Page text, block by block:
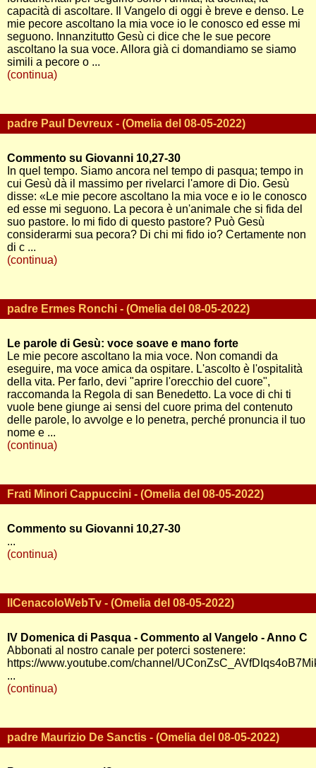
capacità di ascoltare. Il Vangelo di oggi è breve e denso. Le
mie pecore ascoltano la mia voce io le conosco ed esse mi
seguono. Innanzitutto Gesù ci dice che le sue pecore
ascoltano la sua voce. Allora già ci domandiamo se siamo
simili a pecore o ...
(continua)
padre Paul Devreux - (Omelia del 08-05-2022)
Commento su Giovanni 10,27-30
In quel tempo. Siamo ancora nel tempo di pasqua; tempo in
cui Gesù dà il massimo per rivelarci l'amore di Dio. Gesù
disse: «Le mie pecore ascoltano la mia voce e io le conosco
ed esse mi seguono. La pecora è un'animale che si fida del
suo pastore. Io mi fido di questo pastore? Può Gesù
considerarmi sua pecora? Di chi mi fido io? Certamente non
di c ...
(continua)
padre Ermes Ronchi - (Omelia del 08-05-2022)
Le parole di Gesù: voce soave e mano forte
Le mie pecore ascoltano la mia voce. Non comandi da
eseguire, ma voce amica da ospitare. L'ascolto è l'ospitalità
della vita. Per farlo, devi "aprire l'orecchio del cuore",
raccomanda la Regola di san Benedetto. La voce di chi ti
vuole bene giunge ai sensi del cuore prima del contenuto
delle parole, lo avvolge e lo penetra, perché pronuncia il tuo
nome e ...
(continua)
Frati Minori Cappuccini - (Omelia del 08-05-2022)
Commento su Giovanni 10,27-30
...
(continua)
IlCenacoloWebTv - (Omelia del 08-05-2022)
IV Domenica di Pasqua - Commento al Vangelo - Anno C
Abbonati al nostro canale per poterci sostenere:
https://www.youtube.com/channel/
...
(continua)
padre Maurizio De Sanctis - (Omelia del 08-05-2022)